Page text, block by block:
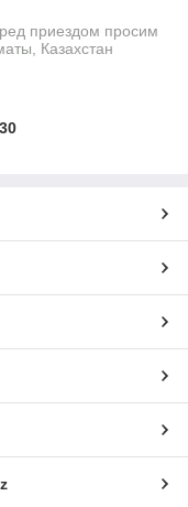
приездом просим
Казахстан